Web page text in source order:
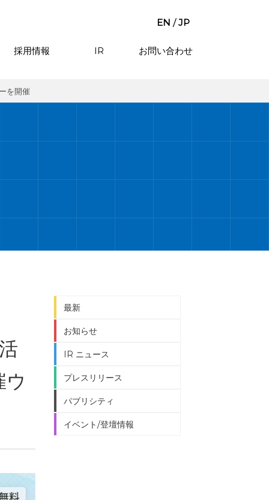
EN /JP
採用情報 IR お問い合わせ
を開催
最新
お知らせ
IR ニュース
プレスリリース
パブリシティ
イベント/登壇情報